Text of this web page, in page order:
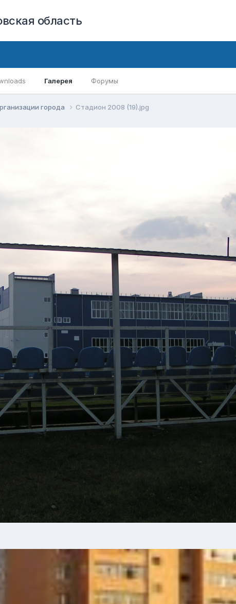
область
Галерея Форумы
города Стадион 2008 (19).jpg